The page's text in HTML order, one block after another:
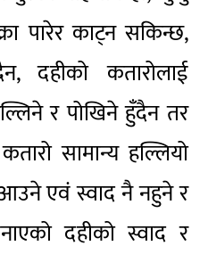
पारेर काट्न सकिन्छ,
दहीको कतारोलाई
र पोखिने हुँदैन तर
सामान्य हल्लियो
एवं स्वाद नै नहुने र
दहीको स्वाद र